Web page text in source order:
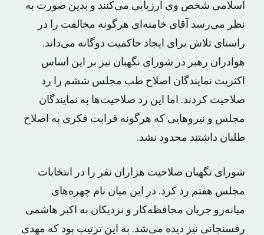
اسلامی شخص وی ارزیابی می‌کنند و بدین صورت به
نظر می‌رسد آقای خامنه‌ای هرگونه مخالفت را در
راستای تلاش برای ایجاد حاکمیت دوگانه می‌داند.
هوادران رهبر در شورای نگهبان نیز بر این اساس
اکثریت نمایندگان اصلاح طب مجلس ششم را رد
صلاحیت کردند. اما این رد صلاحیت‌ها به نمایندگان
مجلس و نیروهایی که هرگونه قرابت فکری به اصلاح
طلبان داشتند محدود نشد.
شورای نگهبان صلاحیت هزاران نفر را در انتخابات
مجلس هفتم رد کرد. در این میان نام چهره‌های
میانه‌رو جریان محافظه‌کار و نزدیکان به اکبر هاشمی
رفسنجانی نیز دیده می‌شد. به این ترتیب بود که مهدی